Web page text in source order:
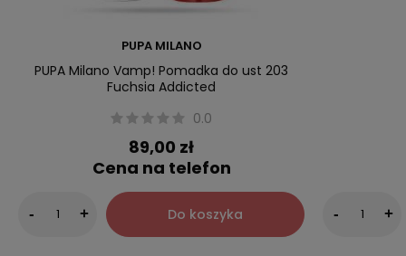
PUPA MILANO
PUPA Milano Vamp! Pomadka do ust 203
Fuchsia Addicted
0.0
89,00 zł
Cena na telefon
- + Do koszyka - +